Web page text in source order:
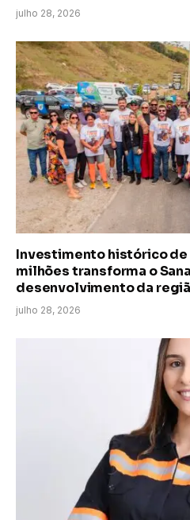
julho 28, 2026
Investimento histórico de
milhões transforma o
desenvolvimento da
julho 28, 2026